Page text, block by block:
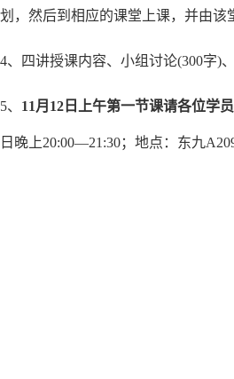
划，然后到相应的课堂上课，并由该
4、四讲授课内容、小组讨论(300字)
5、 11 月 12 日上午第一节课请各位学
日晚上20:00—21:30；地点：东九